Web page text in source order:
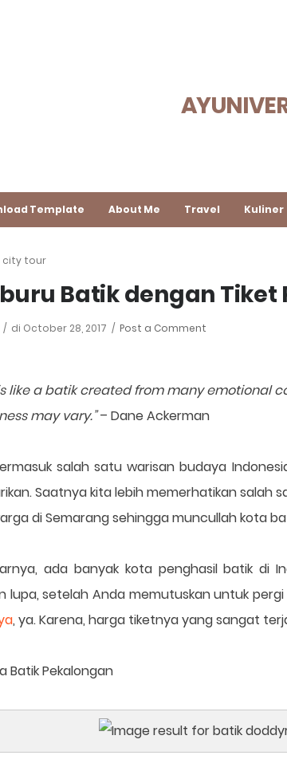
Template About Me Travel Kuliner
city tour
Batik dengan Tiket
di October 28, 2017 Post a Comment
is like a batik created from many emotional
may vary.”– Dane Ackerman
salah satu warisan budaya
Saatnya kita lebih memerhatikan salah
di Semarang sehingga muncullah kota
ada banyak kota penghasil batik di
lupa, setelah Anda memutuskan untuk
, ya. Karena, harga tiketnya yang sangat
Batik Pekalongan